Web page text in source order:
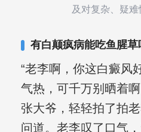
及对复杂、疑
合巩固用药的调
导，全方位帮
有白颠疯病能吃鱼腥草
“老李啊，你这白癜风
气热，可千万别晒着
张大爷，轻轻拍了拍
问道。老李叹了口气